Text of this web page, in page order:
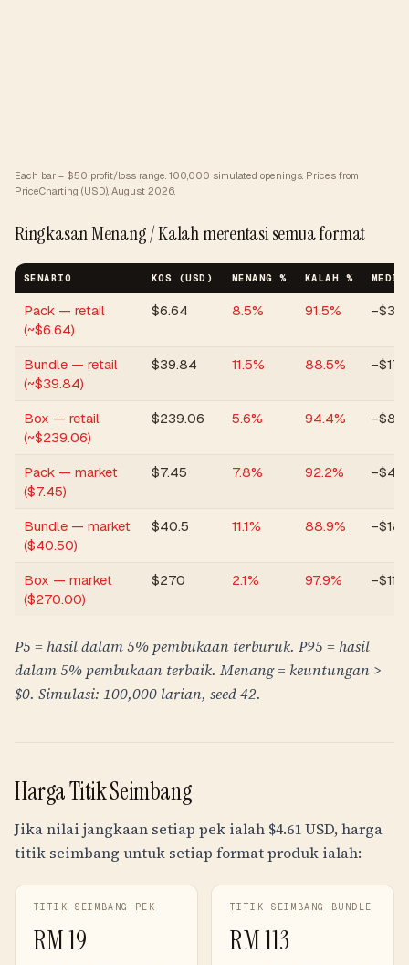
Each bar = $50 profit/loss range. 100,000 simulated openings. Prices from
PriceCharting (USD), August 2026.
Ringkasan Menang / Kalah merentasi semua format
SENARIO KOS (USD) MENANG % KALAH %
Pack — retail
(~$6.64)
$6.64 8.5% 91.5% −$3
Bundle — retail
(~$39.84)
$39.84 11.5% 88.5% −$17
Box — retail
(~$239.06)
$239.06 5.6% 94.4% −$83
Pack — market
($7.45)
$7.45 7.8% 92.2% −$4
Bundle — market
($40.50)
$40.5 11.1% 88.9% −$18
Box — market
($270.00)
$270 2.1% 97.9% −$113
P5 = hasil dalam 5% pembukaan terburuk. P95 = hasil
dalam 5% pembukaan terbaik. Menang = keuntungan >
$0. Simulasi: 100,000 larian, seed 42.
Harga Titik Seimbang
Jika nilai jangkaan setiap pek ialah $4.61USD, harga
titik seimbang untuk setiap format produk ialah:
TITIK SEIMBANG PEK
RM19
TITIK SEIMBANG BUNDLE
RM113